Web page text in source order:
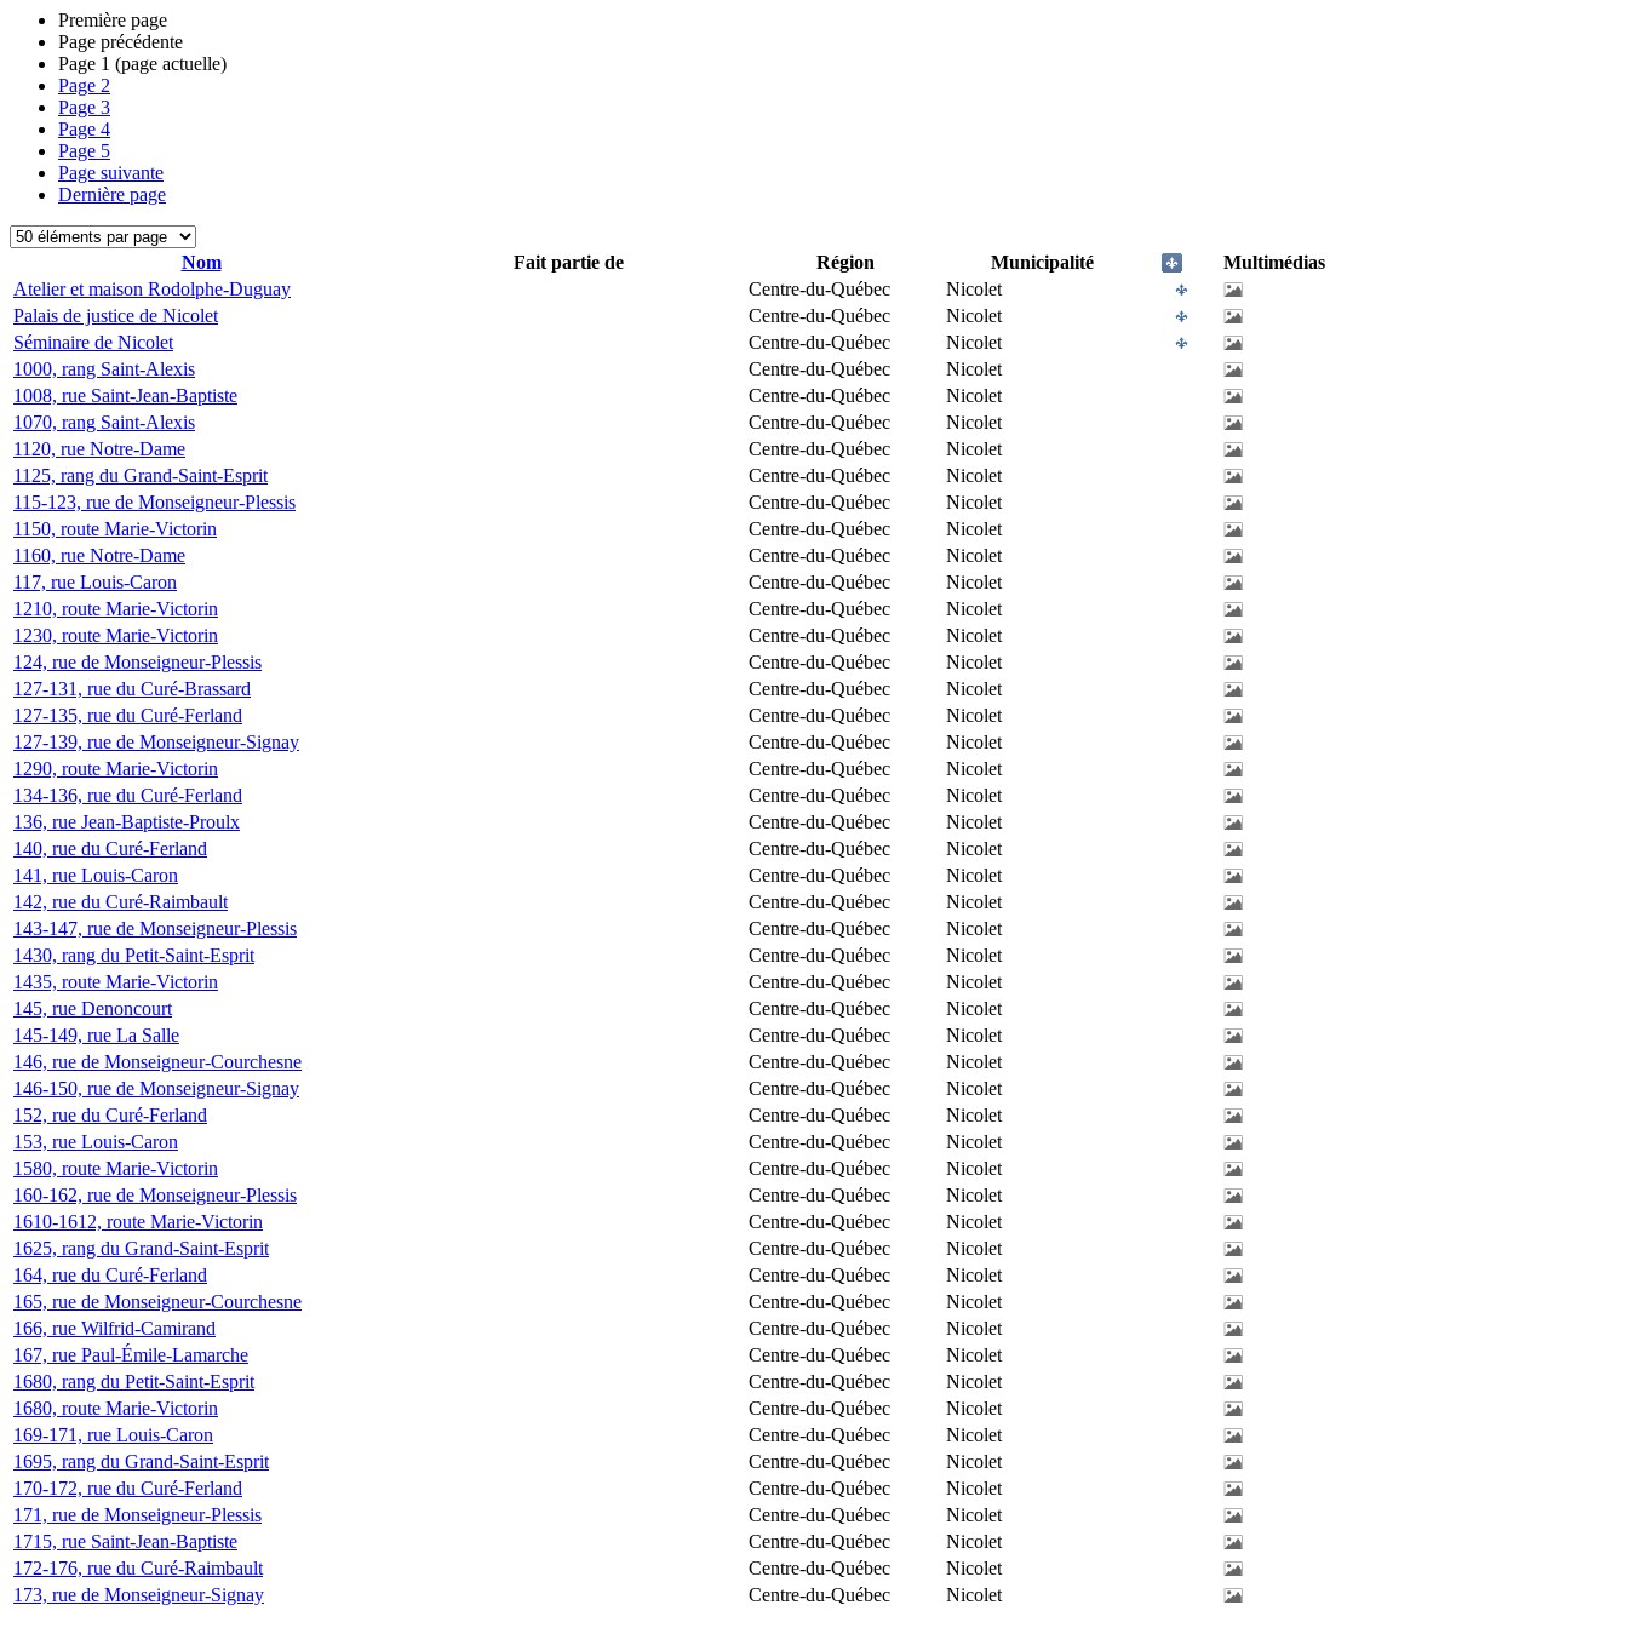
Première page
Page précédente
Page 1 (page actuelle)
Page 2
Page 3
Page 4
Page 5
Page suivante
Dernière page
Nom Fait partie de Région Municipalité
Multimédias
Atelier et maison Rodolphe-Duguay
Centre-du-Québec
Nicolet
Palais de justice de Nicolet
Centre-du-Québec
Nicolet
Séminaire de Nicolet
Centre-du-Québec
Nicolet
1000, rang Saint-Alexis
Centre-du-Québec
Nicolet
1008, rue Saint-Jean-Baptiste
Centre-du-Québec
Nicolet
1070, rang Saint-Alexis
Centre-du-Québec
Nicolet
1120, rue Notre-Dame
Centre-du-Québec
Nicolet
1125, rang du Grand-Saint-Esprit
Centre-du-Québec
Nicolet
115-123, rue de Monseigneur-Plessis
Centre-du-Québec
Nicolet
1150, route Marie-Victorin
Centre-du-Québec
Nicolet
1160, rue Notre-Dame
Centre-du-Québec
Nicolet
117, rue Louis-Caron
Centre-du-Québec
Nicolet
1210, route Marie-Victorin
Centre-du-Québec
Nicolet
1230, route Marie-Victorin
Centre-du-Québec
Nicolet
124, rue de Monseigneur-Plessis
Centre-du-Québec
Nicolet
127-131, rue du Curé-Brassard
Centre-du-Québec
Nicolet
127-135, rue du Curé-Ferland
Centre-du-Québec
Nicolet
127-139, rue de Monseigneur-Signay
Centre-du-Québec
Nicolet
1290, route Marie-Victorin
Centre-du-Québec
Nicolet
134-136, rue du Curé-Ferland
Centre-du-Québec
Nicolet
136, rue Jean-Baptiste-Proulx
Centre-du-Québec
Nicolet
140, rue du Curé-Ferland
Centre-du-Québec
Nicolet
141, rue Louis-Caron
Centre-du-Québec
Nicolet
142, rue du Curé-Raimbault
Centre-du-Québec
Nicolet
143-147, rue de Monseigneur-Plessis
Centre-du-Québec
Nicolet
1430, rang du Petit-Saint-Esprit
Centre-du-Québec
Nicolet
1435, route Marie-Victorin
Centre-du-Québec
Nicolet
145, rue Denoncourt
Centre-du-Québec
Nicolet
145-149, rue La Salle
Centre-du-Québec
Nicolet
146, rue de Monseigneur-Courchesne
Centre-du-Québec
Nicolet
146-150, rue de Monseigneur-Signay
Centre-du-Québec
Nicolet
152, rue du Curé-Ferland
Centre-du-Québec
Nicolet
153, rue Louis-Caron
Centre-du-Québec
Nicolet
1580, route Marie-Victorin
Centre-du-Québec
Nicolet
160-162, rue de Monseigneur-Plessis
Centre-du-Québec
Nicolet
1610-1612, route Marie-Victorin
Centre-du-Québec
Nicolet
1625, rang du Grand-Saint-Esprit
Centre-du-Québec
Nicolet
164, rue du Curé-Ferland
Centre-du-Québec
Nicolet
165, rue de Monseigneur-Courchesne
Centre-du-Québec
Nicolet
166, rue Wilfrid-Camirand
Centre-du-Québec
Nicolet
167, rue Paul-Émile-Lamarche
Centre-du-Québec
Nicolet
1680, rang du Petit-Saint-Esprit
Centre-du-Québec
Nicolet
1680, route Marie-Victorin
Centre-du-Québec
Nicolet
169-171, rue Louis-Caron
Centre-du-Québec
Nicolet
1695, rang du Grand-Saint-Esprit
Centre-du-Québec
Nicolet
170-172, rue du Curé-Ferland
Centre-du-Québec
Nicolet
171, rue de Monseigneur-Plessis
Centre-du-Québec
Nicolet
1715, rue Saint-Jean-Baptiste
Centre-du-Québec
Nicolet
172-176, rue du Curé-Raimbault
Centre-du-Québec
Nicolet
173, rue de Monseigneur-Signay
Centre-du-Québec Nicolet